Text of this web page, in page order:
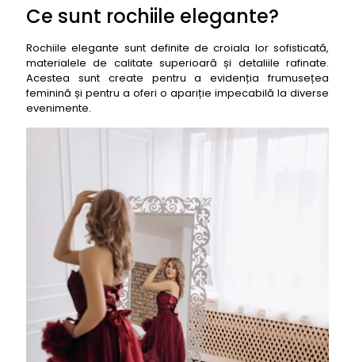
Cele mai bune materiale pentru rochii elegante
Cât ar trebui să te țină o rochie elegantă
Top 50 cele mai bune Modele de rochii elegante
3- Modele de rochii elegante: Rochie de seară cu
paiete, Zonia
4- Modele de rochii elegante: Rochie de ocazie cu
imprimeu floral, DyFashion
5- Modele de rochii elegante: Rochie de seară din
catifea, Atmosphere
6- Modele de rochii elegante: Rochie tip A cu
volane, StarShinerS
7- Modele de rochii elegante: Rochie de seară cu
Ce sunt rochiile elegante?
Rochiile elegante sunt definite de croiala lor sofisticată,
materialele de calitate superioară și detaliile rafinate.
Acestea sunt create pentru a evidenția frumusețea
feminină și pentru a oferi o apariție impecabilă la diverse
evenimente.